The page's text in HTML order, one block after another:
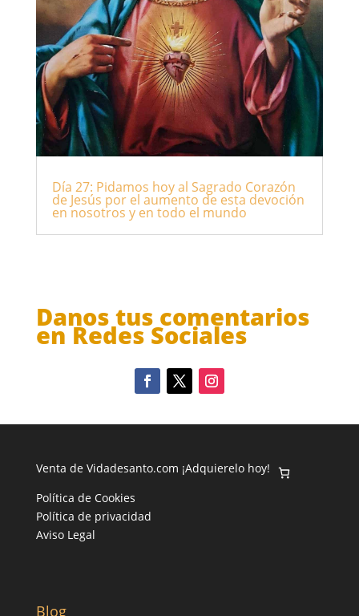
Día 27: Pidamos hoy al Sagrado Corazón
de Jesús por el aumento de esta devoción
en nosotros y en todo el mundo
Danos tus comentarios
en Redes Sociales
Venta de Vidadesanto.com ¡Adquierelo hoy!
Política de Cookies
Política de privacidad
Aviso Legal
Blog